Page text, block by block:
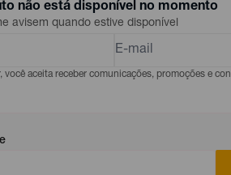
não está disponível no momento
avisem quando estive disponível
você aceita receber comunicações, promoções e